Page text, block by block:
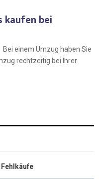
kaufen bei
einem Umzug haben Sie
rechtzeitig bei Ihrer